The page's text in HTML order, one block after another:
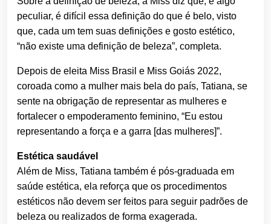
peculiar, é difícil essa definição do que é belo, visto
que, cada um tem suas definições e gosto estético,
“não existe uma definição de beleza”, completa.
Depois de eleita Miss Brasil e Miss Goiás 2022,
coroada como a mulher mais bela do país, Tatiana, se
sente na obrigação de representar as mulheres e
fortalecer o empoderamento feminino, “Eu estou
representando a força e a garra [das mulheres]”.
Estética saudável
Além de Miss, Tatiana também é pós-graduada em
saúde estética, ela reforça que os procedimentos
estéticos não devem ser feitos para seguir padrões de
beleza ou realizados de forma exagerada.